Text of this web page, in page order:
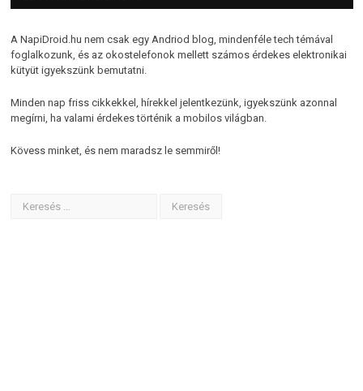
A NapiDroid.hu nem csak egy Andriod blog, mindenféle tech témával
foglalkozunk, és az okostelefonok mellett számos érdekes elektronikai
kütyüt igyekszünk bemutatni.
Minden nap friss cikkekkel, hírekkel jelentkezünk, igyekszünk azonnal
megírni, ha valami érdekes történik a mobilos világban.
Kövess minket, és nem maradsz le semmiről!